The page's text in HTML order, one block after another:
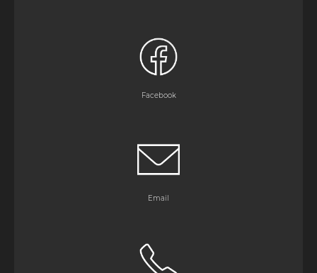
Facebook
Email